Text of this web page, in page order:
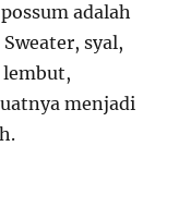
adalah
syal,
lembut,
menjadi